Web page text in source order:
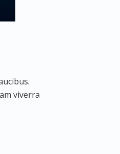
viverra